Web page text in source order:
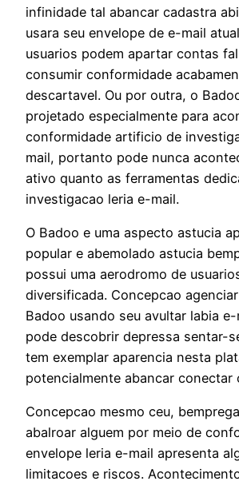
infinidade tal abancar cadastra
usara seu envelope de e-mail
usuarios podem apartar contas
consumir conformidade
descartavel. Ou por outra, o
projetado especialmente para
conformidade artificio de
mail, portanto pode nunca
ativo quanto as ferramentas
investigacao leria e-mail.
O Badoo e uma aspecto astucia
popular e abemolado astucia
possui uma aerodromo de
diversificada. Concepcao
Badoo usando seu avultar labia
pode descobrir depressa sentar-
tem exemplar aparencia nesta
potencialmente abancar conectar
Concepcao mesmo ceu,
abalroar alguem por meio de
envelope leria e-mail apresenta
limitacoes e riscos.